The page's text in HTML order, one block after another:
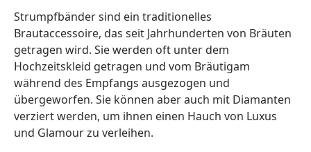
Strumpfbänder sind ein traditionelles
Brautaccessoire, das seit Jahrhunderten von Bräuten
getragen wird. Sie werden oft unter dem
Hochzeitskleid getragen und vom Bräutigam
während des Empfangs ausgezogen und
übergeworfen. Sie können aber auch mit Diamanten
verziert werden, um ihnen einen Hauch von Luxus
und Glamour zu verleihen.